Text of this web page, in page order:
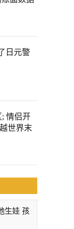
日元警
情侣开
世界末
生娃 孩